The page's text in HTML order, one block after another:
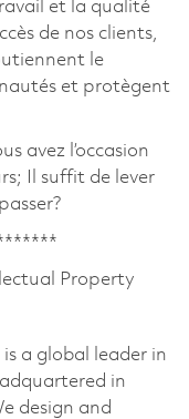
et la qualité
de nos clients,
le
et protègent
avez l’occasion
Il suffit de lever
Property
a global leader in
in
design and